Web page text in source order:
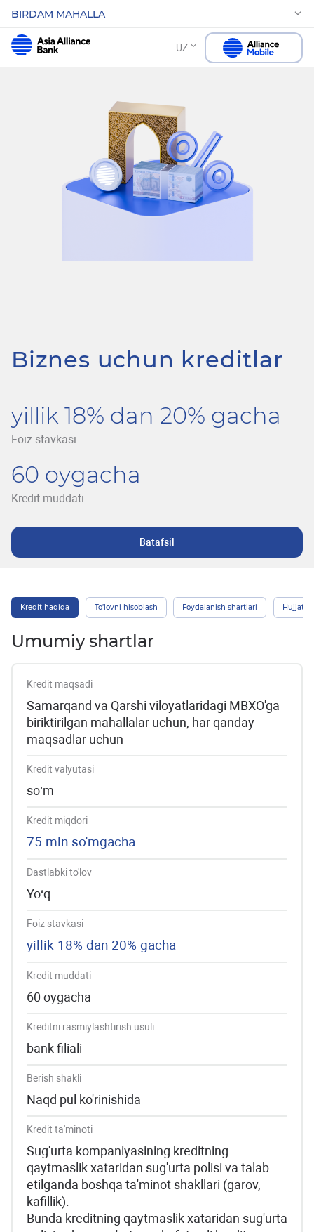
BIRDAM MAHALLA
UZ
Biznes uchun kreditlar
yillik 18% dan 20% gacha
Foiz stavkasi
60 oygacha
Kredit muddati
Batafsil
Kredit haqida To’lovni hisoblash Foydalanish shartlari Hujjatlar
Umumiy shartlar
Kredit maqsadi
Samarqand va Qarshi viloyatlaridagi MBXO'ga
biriktirilgan mahallalar uchun, har qanday
maqsadlar uchun
Kredit valyutasi
so’m
Kredit miqdori
75 mln so'mgacha
Dastlabki to'lov
Yo‘q
Foiz stavkasi
yillik 18% dan 20% gacha
Kredit muddati
60 oygacha
Kreditni rasmiylashtirish usuli
bank filiali
Berish shakli
Naqd pul ko'rinishida
Kredit ta'minoti
Sug'urta kompaniyasining kreditning
qaytmaslik xataridan sug'urta polisi va talab
etilganda boshqa ta'minot shakllari (garov,
kafillik).
Bunda kreditning qaytmaslik xataridan sug'urta